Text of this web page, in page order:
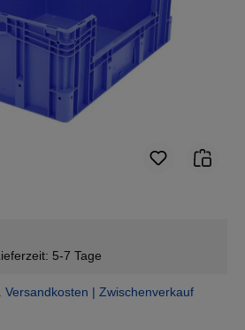
5-7 Tage
Versandkosten | Zwischenverkauf